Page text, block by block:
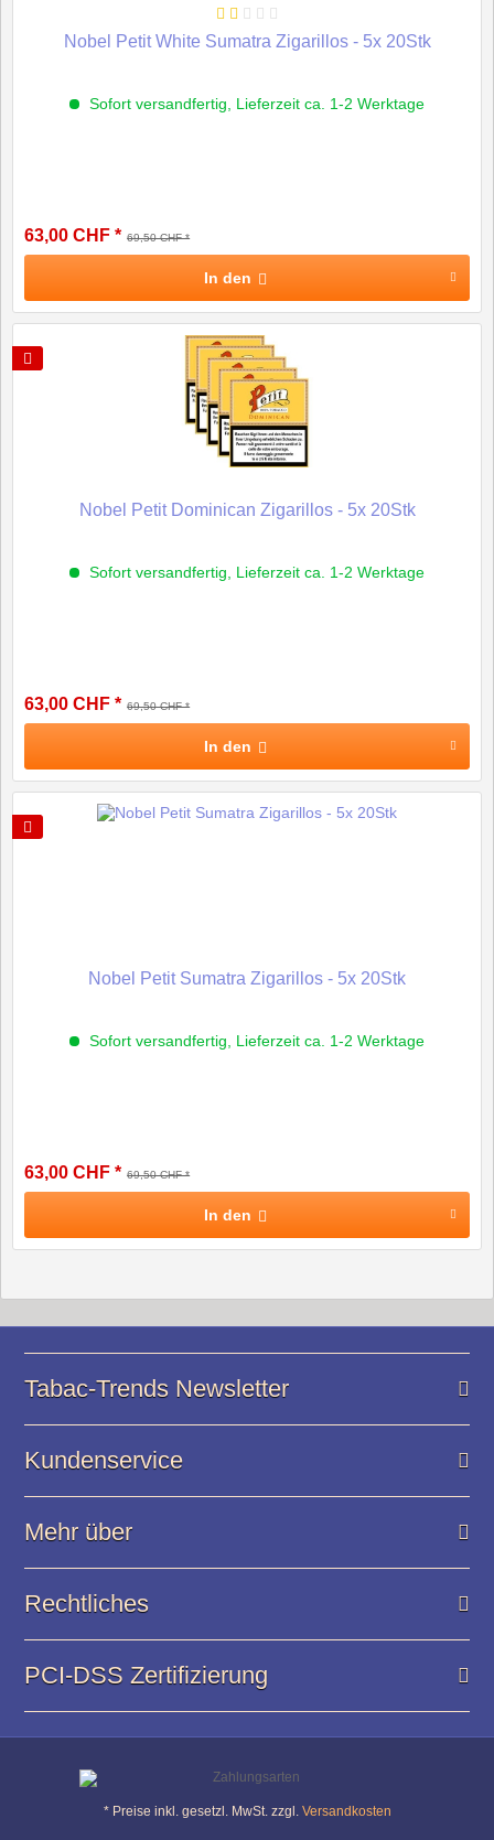
Nobel Petit White Sumatra Zigarillos - 5x 20Stk
Sofort versandfertig, Lieferzeit ca. 1-2 Werktage
69,50 CHF *
63,00 CHF *
In den
Nobel Petit Dominican Zigarillos - 5x 20Stk
Sofort versandfertig, Lieferzeit ca. 1-2 Werktage
69,50 CHF *
63,00 CHF *
In den
Nobel Petit Sumatra Zigarillos - 5x 20Stk
Sofort versandfertig, Lieferzeit ca. 1-2 Werktage
69,50 CHF *
63,00 CHF *
In den
Tabac-Trends Newsletter
Kundenservice
Mehr über
Rechtliches
PCI-DSS Zertifizierung
* Preise inkl. gesetzl. MwSt. zzgl. Versandkosten